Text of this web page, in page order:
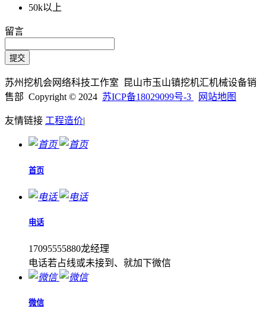
50k以上
留言
苏州挖机会网络科技工作室 昆山市玉山镇挖机汇机械设备销
售部 Copyright © 2024 苏ICP备18029099号-3 网站地图
友情链接 工程造价|
首页
电话
17095555880龙经理
电话若占线或未接到、就加下微信
微信